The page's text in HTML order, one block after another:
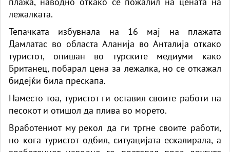
лежалката.
Тепачката избувнала на 16 мај на плажата
Дамлатас во областа Аланија во Анталија откако
туристот, опишан во турските медиуми како
Британец, побарал цена за лежалка, но се откажал
бидејќи била прескапа.
Наместо тоа, туристот ги оставил своите работи на
песокот и отишол да плива во морето.
Вработениот му рекол да ги тргне своите работи,
но кога туристот одбил, ситуацијата ескалирала, а